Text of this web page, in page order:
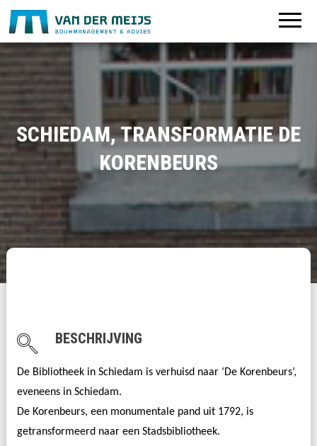
SCHIEDAM, TRANSFORMATIE DE
KORENBEURS
BESCHRIJVING
De Bibliotheek in Schiedam is verhuisd naar ‘De Korenbeurs’,
eveneens in Schiedam.
De Korenbeurs, een monumentale pand uit 1792, is
getransformeerd naar een Stadsbibliotheek.